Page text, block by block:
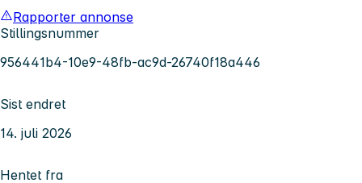
Rapporter annonse
Stillingsnummer
956441b4-10e9-48fb-ac9d-26740f18a446
Sist endret
14. juli 2026
Hentet fra